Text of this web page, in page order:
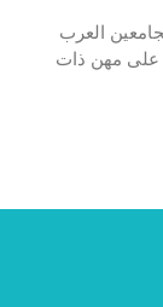
العرب
على مهن ذات